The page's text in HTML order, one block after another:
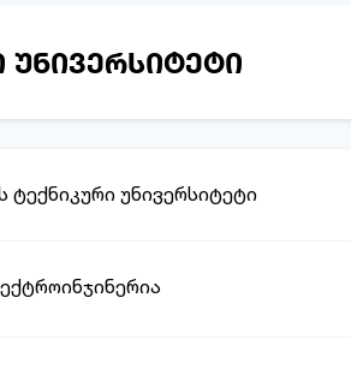
უნივერსიტეტი